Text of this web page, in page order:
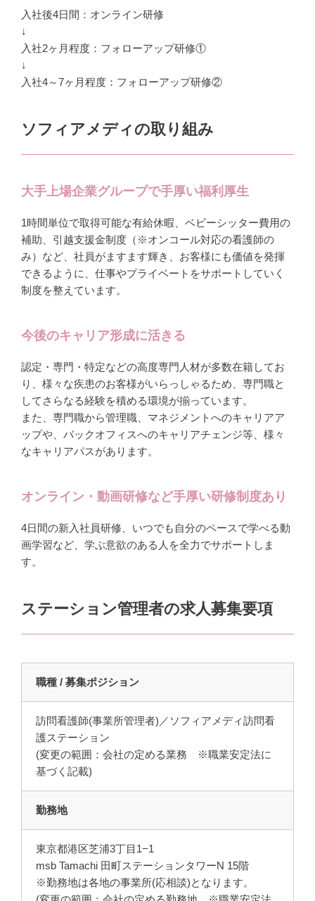
入社後4日間：オンライン研修
↓
入社2ヶ月程度：フォローアップ研修①
↓
入社4～7ヶ月程度：フォローアップ研修②
ソフィアメディの取り組み
大手上場企業グループで手厚い福利厚生
1時間単位で取得可能な有給休暇、ベビーシッター費用の
補助、引越支援金制度（※オンコール対応の看護師の
み）など、社員がますます輝き、お客様にも価値を発揮
できるように、仕事やプライベートをサポートしていく
制度を整えています。
今後のキャリア形成に活きる
認定・専門・特定などの高度専門人材が多数在籍してお
り、様々な疾患のお客様がいらっしゃるため、専門職と
してさらなる経験を積める環境が揃っています。
また、専門職から管理職、マネジメントへのキャリアア
ップや、バックオフィスへのキャリアチェンジ等、様々
なキャリアパスがあります。
オンライン・動画研修など手厚い研修制度あり
4日間の新入社員研修、いつでも自分のペースで学べる動
画学習など、学ぶ意欲のある人を全力でサポートしま
す。
ステーション管理者の求人募集要項
職種 / 募集ポジション
訪問看護師(事業所管理者)／ソフィアメディ訪問看
護ステーション
(変更の範囲：会社の定める業務 ※職業安定法に
基づく記載)
勤務地
東京都港区芝浦3丁目1−1
msb Tamachi 田町ステーションタワーN 15階
※勤務地は各地の事業所(応相談)となります。